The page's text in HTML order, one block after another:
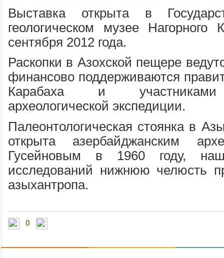
Выставка открыта в
геологическом музее
сентября 2012 года.
Раскопки в Азохской пещере
финансово поддерживаются
Карабаха и участниками
археологической экспедиции.
Палеонтологическая стоянка в
открыта азербайджанским
Гусейновым в 1960 году,
исследований нижнюю челюсть
азыхантропа.
0